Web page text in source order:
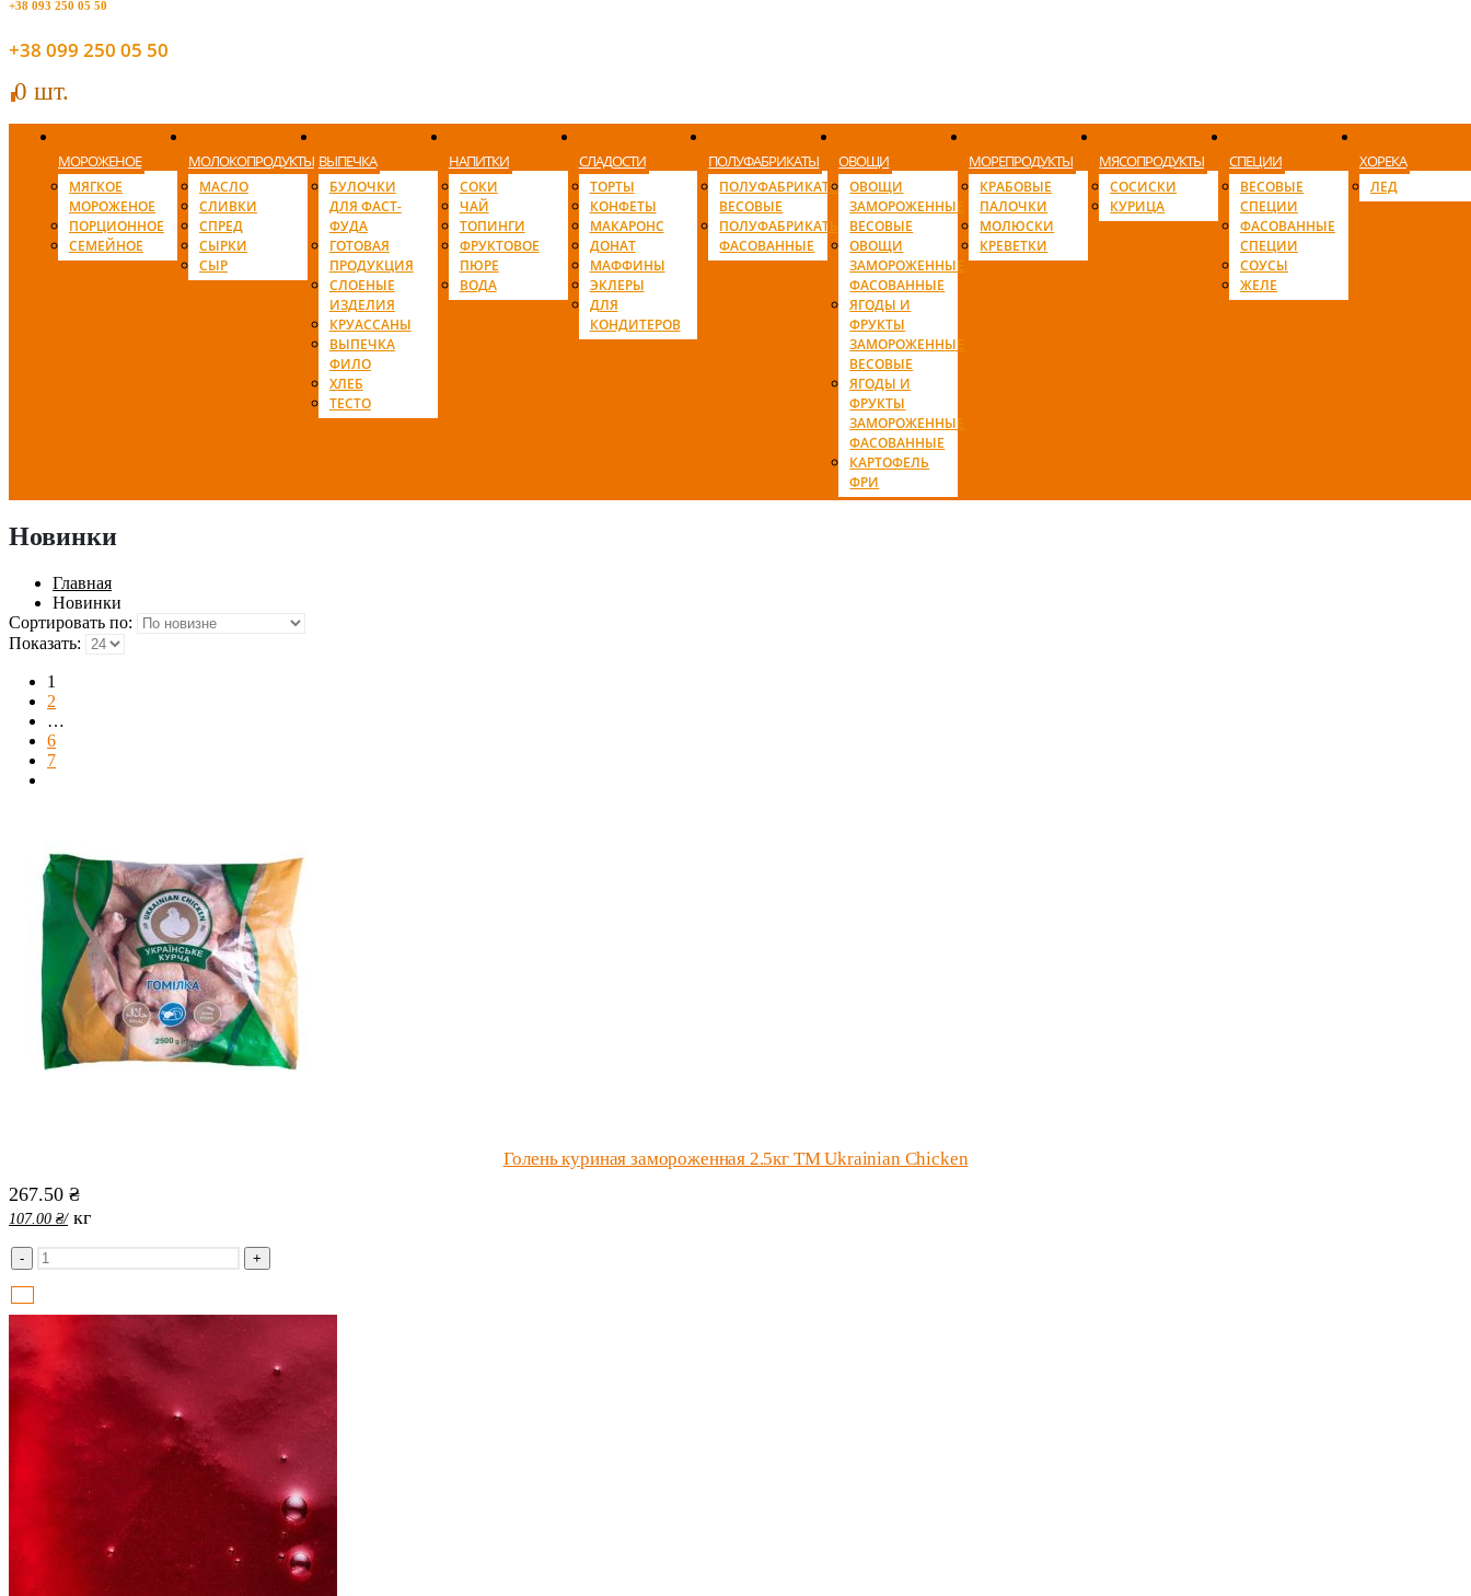
+38 093 250 05 50
+38 099 250 05 50
00 шт.
МОРОЖЕНОЕ
МЯГКОЕ
МОРОЖЕНОЕ
ПОРЦИОННОЕ
СЕМЕЙНОЕ
МОЛОКОПРОДУКТЫ
МАСЛО
СЛИВКИ
СПРЕД
СЫРКИ
СЫР
ВЫПЕЧКА
БУЛОЧКИ
ДЛЯ ФАСТ-
ФУДА
ГОТОВАЯ
ПРОДУКЦИЯ
СЛОЕНЫЕ
ИЗДЕЛИЯ
КРУАССАНЫ
ВЫПЕЧКА
ФИЛО
ХЛЕБ
ТЕСТО
НАПИТКИ
СОКИ
ЧАЙ
ТОПИНГИ
ФРУКТОВОЕ
ПЮРЕ
ВОДА
СЛАДОСТИ
ТОРТЫ
КОНФЕТЫ
МАКАРОНС
ДОНАТ
МАФФИНЫ
ЭКЛЕРЫ
ДЛЯ
КОНДИТЕРОВ
ПОЛУФАБРИКАТЫ
ПОЛУФАБРИКАТЫ
ВЕСОВЫЕ
ПОЛУФАБРИКАТЫ
ФАСОВАННЫЕ
ОВОЩИ
ОВОЩИ
ЗАМОРОЖЕННЫЕ
ВЕСОВЫЕ
ОВОЩИ
ЗАМОРОЖЕННЫЕ
ФАСОВАННЫЕ
ЯГОДЫ И
ФРУКТЫ
ЗАМОРОЖЕННЫЕ
ВЕСОВЫЕ
ЯГОДЫ И
ФРУКТЫ
ЗАМОРОЖЕННЫЕ
ФАСОВАННЫЕ
КАРТОФЕЛЬ
ФРИ
МОРЕПРОДУКТЫ
КРАБОВЫЕ
ПАЛОЧКИ
МОЛЮСКИ
КРЕВЕТКИ
МЯСОПРОДУКТЫ
СОСИСКИ
КУРИЦА
СПЕЦИИ
ВЕСОВЫЕ
СПЕЦИИ
ФАСОВАННЫЕ
СПЕЦИИ
СОУСЫ
ЖЕЛЕ
ХОРЕКА
ЛЕД
Новинки
Главная
Новинки
Сортировать по:
Показать:
1
2
…
6
7
Голень куриная замороженная 2.5кг ТМ Ukrainian Chicken
267.50 ₴
107.00 ₴/ кг
- +